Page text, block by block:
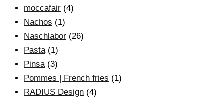
moccafair (4)
Nachos (1)
Naschlabor (26)
Pasta (1)
Pinsa (3)
Pommes | French fries (1)
RADIUS Design (4)